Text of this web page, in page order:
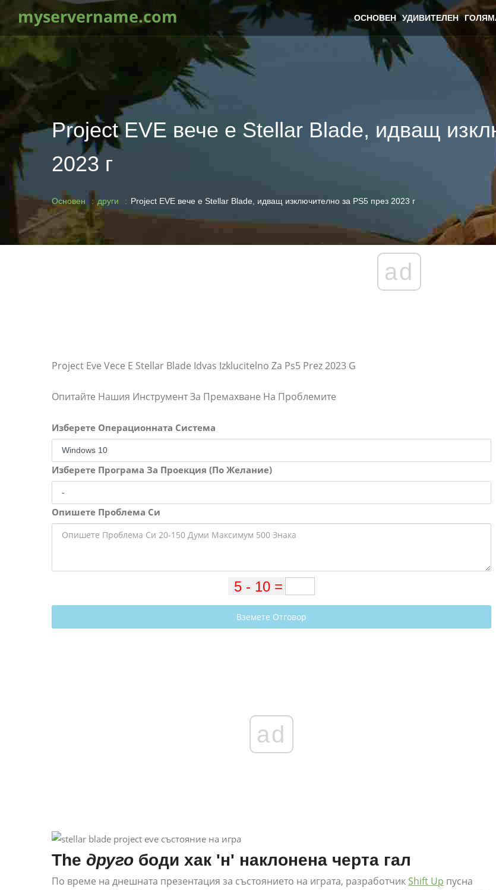
myservername.com ОСНОВЕН УДИВИТЕЛЕН
Project EVE вече е Stellar Blade, идващ
2023 г
Основен други Project EVE вече е Stellar Blade, идващ изключително за PS5 през 2023 г
ad
Project Eve Vece E Stellar Blade Idvas Izklucitelno Za Ps5 Prez 2023 G
Опитайте Нашия Инструмент За Премахване На Проблемите
Изберете Операционната Система
Изберете Програма За Проекция (По Желание)
Опишете Проблема Си
Вземете Отговор
ad
The друго боди хак 'н' наклонена черта гал
По време на днешната презентация за състоянието на играта, разработчик Shift Up пусна